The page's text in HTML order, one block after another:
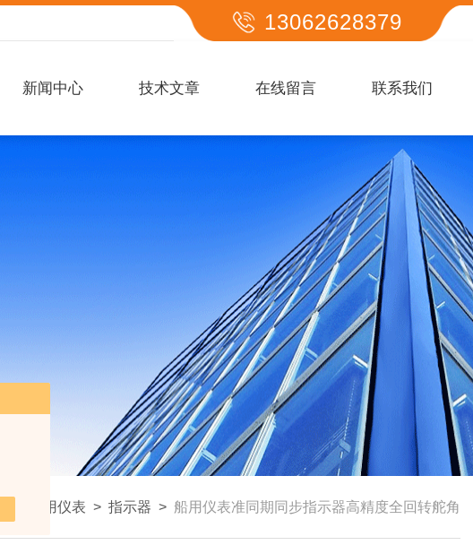
13062628379
新闻中心 技术文章 在线留言 联系我们
船用仪表 > 指示器 > 船用仪表准同期同步指示器高精度全回转舵角